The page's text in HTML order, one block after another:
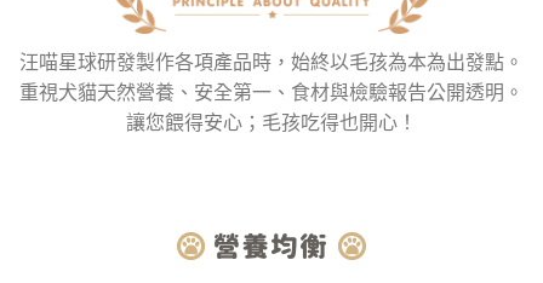
汪喵星球研發製作各項產品時，始終以毛孩為本為出發點。
重視犬貓天然營養、安全第一、食材與檢驗報告公開透明。
讓您餵得安心；毛孩吃得也開心！